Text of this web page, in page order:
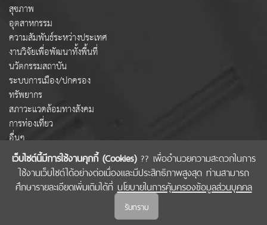
เว็บไซต์นี้มีการใช้งานคุกกี้ (Cookies)?? เพื่ออำนวยความสะดวกในการ
ใช้งานเว็บไซต์ได้อย่างต่อเนื่องและมีประสิทธิภาพสูงสุด ท่านสามารถ
ศึกษารายละเอียดเพิ่มเติมได้ที่ นโยบายในการคุ้มครองข้อมูลส่วนบุคคล
รับทราบ
สุขภาพ
อุตสาหกรรม
ความสัมพันธ์ระหว่างประเทศ
งานวิจัยเพื่อพัฒนาทั้งพื้นที่
นวัตกรรมสถาบัน
ระบบการเมือง/ปกครอง
ทรัพยากร
สภาวะแวดล้อมทางสังคม
การท่องเที่ยว
อื่นๆ
COPYRIGHT © 2022 สำนักงานคณะกรรมการส่งเสริมวิทยาศาสตร์ วิจัยและนวัตกรรม
(สกสว.)
นโยบายในการคุ้มครองข้อมูลส่วนบุคคล